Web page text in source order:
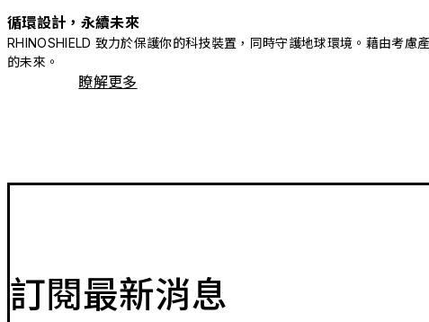
循環設計，永續未來
RHINOSHIELD 致力於保護你的科技裝置，同時守護地球環境。藉由考
的未來。
瞭解更多
訂閱最新消息